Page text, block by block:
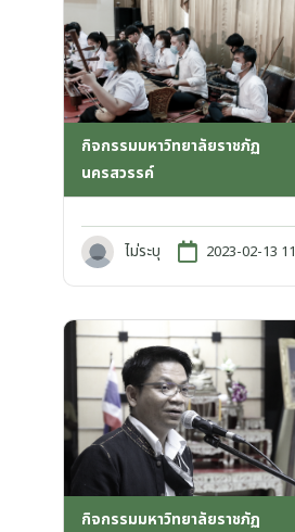
กิจกรรมมหาวิทยาลัยราชภัฏ
นครสวรรค์
ไม่ระบุ 2023-02-13
กิจกรรมมหาวิทยาลัยราชภัฏ